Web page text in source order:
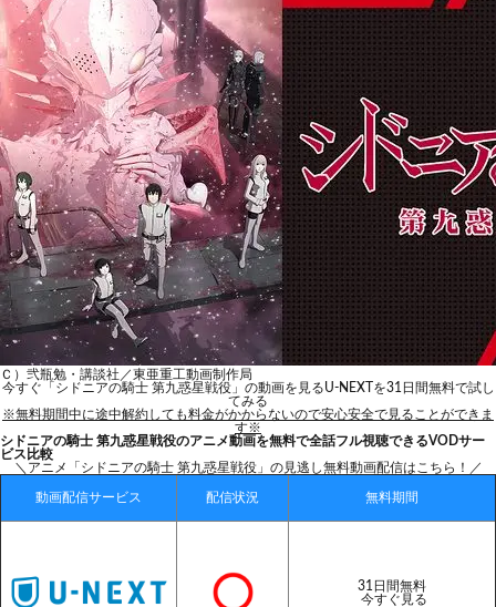
Ｃ）弐瓶勉・講談社／東亜重工動画制作局
今すぐ「シドニアの騎士 第九惑星戦役」の動画を見るU-NEXTを31日間無料で試し
てみる
※無料期間中に途中解約しても料金がかからないので安心安全で見ることができま
す※
シドニアの騎士 第九惑星戦役のアニメ動画を無料で全話フル視聴できるVODサー
ビス比較
＼アニメ「シドニアの騎士 第九惑星戦役」の見逃し無料動画配信はこちら！／
動画配信サービス 配信状況 無料期間
31日間無料
今すぐ見る